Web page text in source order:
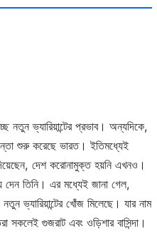
নতুন ভ্যারিয়ান্টের প্রভাব। অন্যদিকে,
শুরু করেছে ভারত। ইতিমধ্যেই
দিয়েছেন, দেশ করোনামুক্ত হয়নি এখনও।
দেন তিনি। ‌এর মধ্যেই জানা গেল,
ভ্যারিয়ান্টের খোঁজ মিলেছে। যার নাম
গুজরাট এবং ওড়িশার বাসিন্দা।